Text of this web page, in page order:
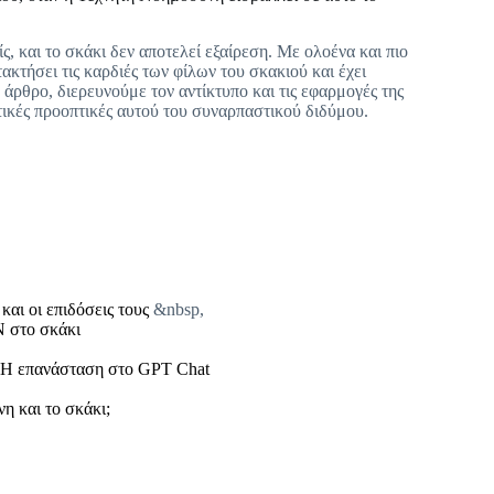
το σκάκι δεν αποτελεί εξαίρεση. Με ολοένα και πιο
τις καρδιές των φίλων του σκακιού και έχει
διερευνούμε τον αντίκτυπο και τις εφαρμογές της
προοπτικές αυτού του συναρπαστικού διδύμου.
οι επιδόσεις τους &nbsp,
στο σκάκι
Η επανάσταση στο GPT Chat
και το σκάκι;